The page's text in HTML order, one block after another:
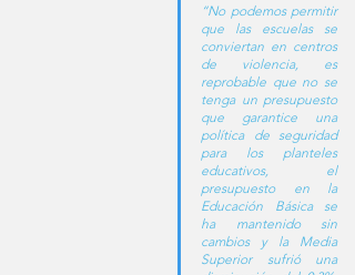
“No podemos permitir
que las escuelas se
conviertan en centros
de violencia, es
reprobable que no se
tenga un presupuesto
que garantice una
política de seguridad
para los planteles
educativos, el
presupuesto en la
Educación Básica se
ha mantenido sin
cambios y la Media
Superior sufrió una